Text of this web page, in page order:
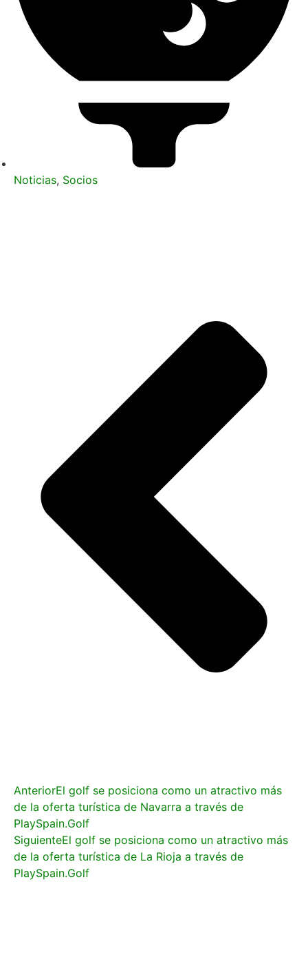
Noticias, Socios
AnteriorEl golf se posiciona como un atractivo más
de la oferta turística de Navarra a través de
PlaySpain.Golf
SiguienteEl golf se posiciona como un atractivo más
de la oferta turística de La Rioja a través de
PlaySpain.Golf